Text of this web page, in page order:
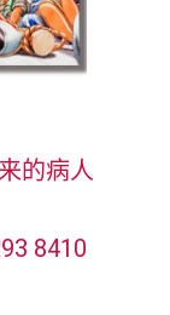
的病人
8410